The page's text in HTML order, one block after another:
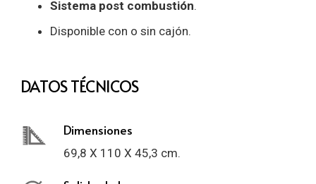
Sistema post combustión.
Disponible con o sin cajón.
DATOS TÉCNICOS
Dimensiones
69,8 X 110 X 45,3 cm.